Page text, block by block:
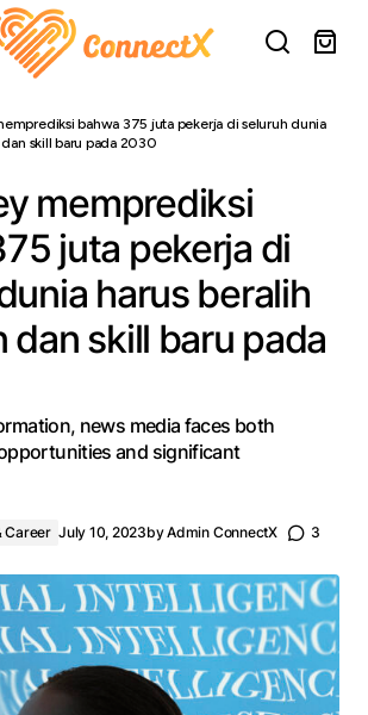
ke peran dan skill baru pada 2030
bahwa 375 juta pekerja di seluruh dunia
skill baru pada 2030
memprediksi
juta pekerja di
harus beralih
dan skill baru pada
news media faces both
and significant
Career July 10, 2023byAdmin ConnectX 3